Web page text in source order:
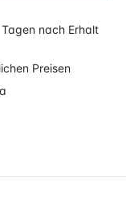
nach Erhalt
Preisen